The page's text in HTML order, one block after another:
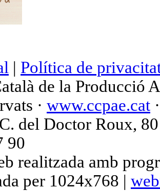
| Política de
de la Producció
· www.ccpae.cat
del Doctor Roux,
90
realitzada amb
per 1024x768 |